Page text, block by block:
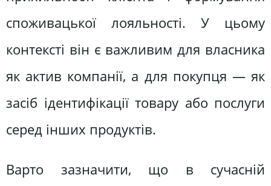
споживацької лояльності. У цьому
контексті він є важливим для власника
як актив компанії, а для покупця — як
засіб ідентифікації товару або послуги
серед інших продуктів.
Варто зазначити, що в сучасній